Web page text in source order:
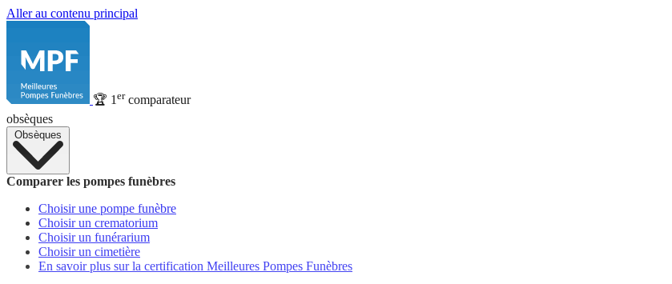
Aller au contenu principal
🏆 1 ercomparateur
obsèques
Obsèques
Comparer les pompes funèbres
Choisir une pompe funèbre
Choisir un crematorium
Choisir un funérarium
Choisir un cimetière
En savoir plus sur la certification Meilleures Pompes Funèbres